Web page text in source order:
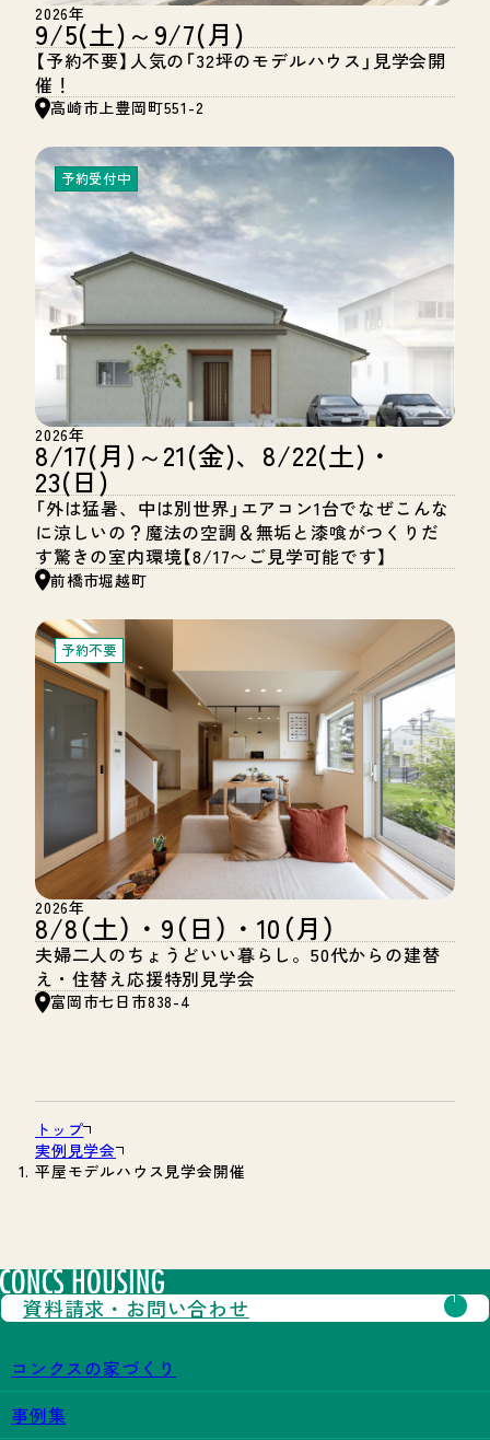
2026年
9/5(土)～9/7(月)
【予約不要】人気の「32坪のモデルハウス」見学会開
催！
高崎市上豊岡町551-2
2026年
8/17(月)～21(金)、8/22(土)・
23(日)
「外は猛暑、中は別世界」エアコン1台でなぜこんな
に涼しいの？魔法の空調＆無垢と漆喰がつくりだ
す驚きの室内環境【8/17〜ご見学可能です】
前橋市堀越町
予約受付中
2026年
8/8（土）・9（日）・10（月）
夫婦二人のちょうどいい暮らし。50代からの建替
え・住替え応援特別見学会
富岡市七日市838-4
予約不要
トップ
実例見学会
平屋モデルハウス見学会開催
コンクスの家づくり
事例集
資料請求・ お問い合わせ